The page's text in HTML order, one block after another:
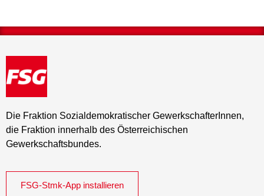
Die Fraktion Sozialdemokratischer GewerkschafterInnen,
die Fraktion innerhalb des Österreichischen
Gewerkschaftsbundes.
FSG-Stmk-App installieren